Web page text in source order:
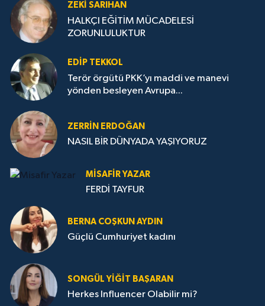
ZEKI SARIHAN
HALKÇI EĞİTİM MÜCADELESİ
ZORUNLULUKTUR
EDIP TEKKOL
Terör örgütü PKK’yı maddi ve manevi
yönden besleyen Avrupa...
ZERRIN ERDOĞAN
NASIL BİR DÜNYADA YAŞIYORUZ
MISAFIR YAZAR
FERDİ TAYFUR
BERNA COŞKUN AYDIN
Güçlü Cumhuriyet kadını
SONGÜL YIĞIT BAŞARAN
Herkes Influencer Olabilir mi?